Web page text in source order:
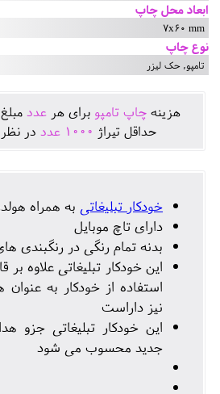
ابعاد محل چاپ
7x60 mm
نوع چاپ
تامپو, حک لیزر
هزينه چاپ تامپو برای هر عدد مبلغ
حداقل تيراژ 1000 عدد در
خودکار تبلیغاتی به همراه
دارای تاچ موبایل
بدنه تمام رنگی در رنگبندی
این خودکار تبلیغاتی علاوه بر
استفاده از خودکار به عنوان
نیز داراست
این خودکار تبلیغاتی جزو
جدید محسوب می شود